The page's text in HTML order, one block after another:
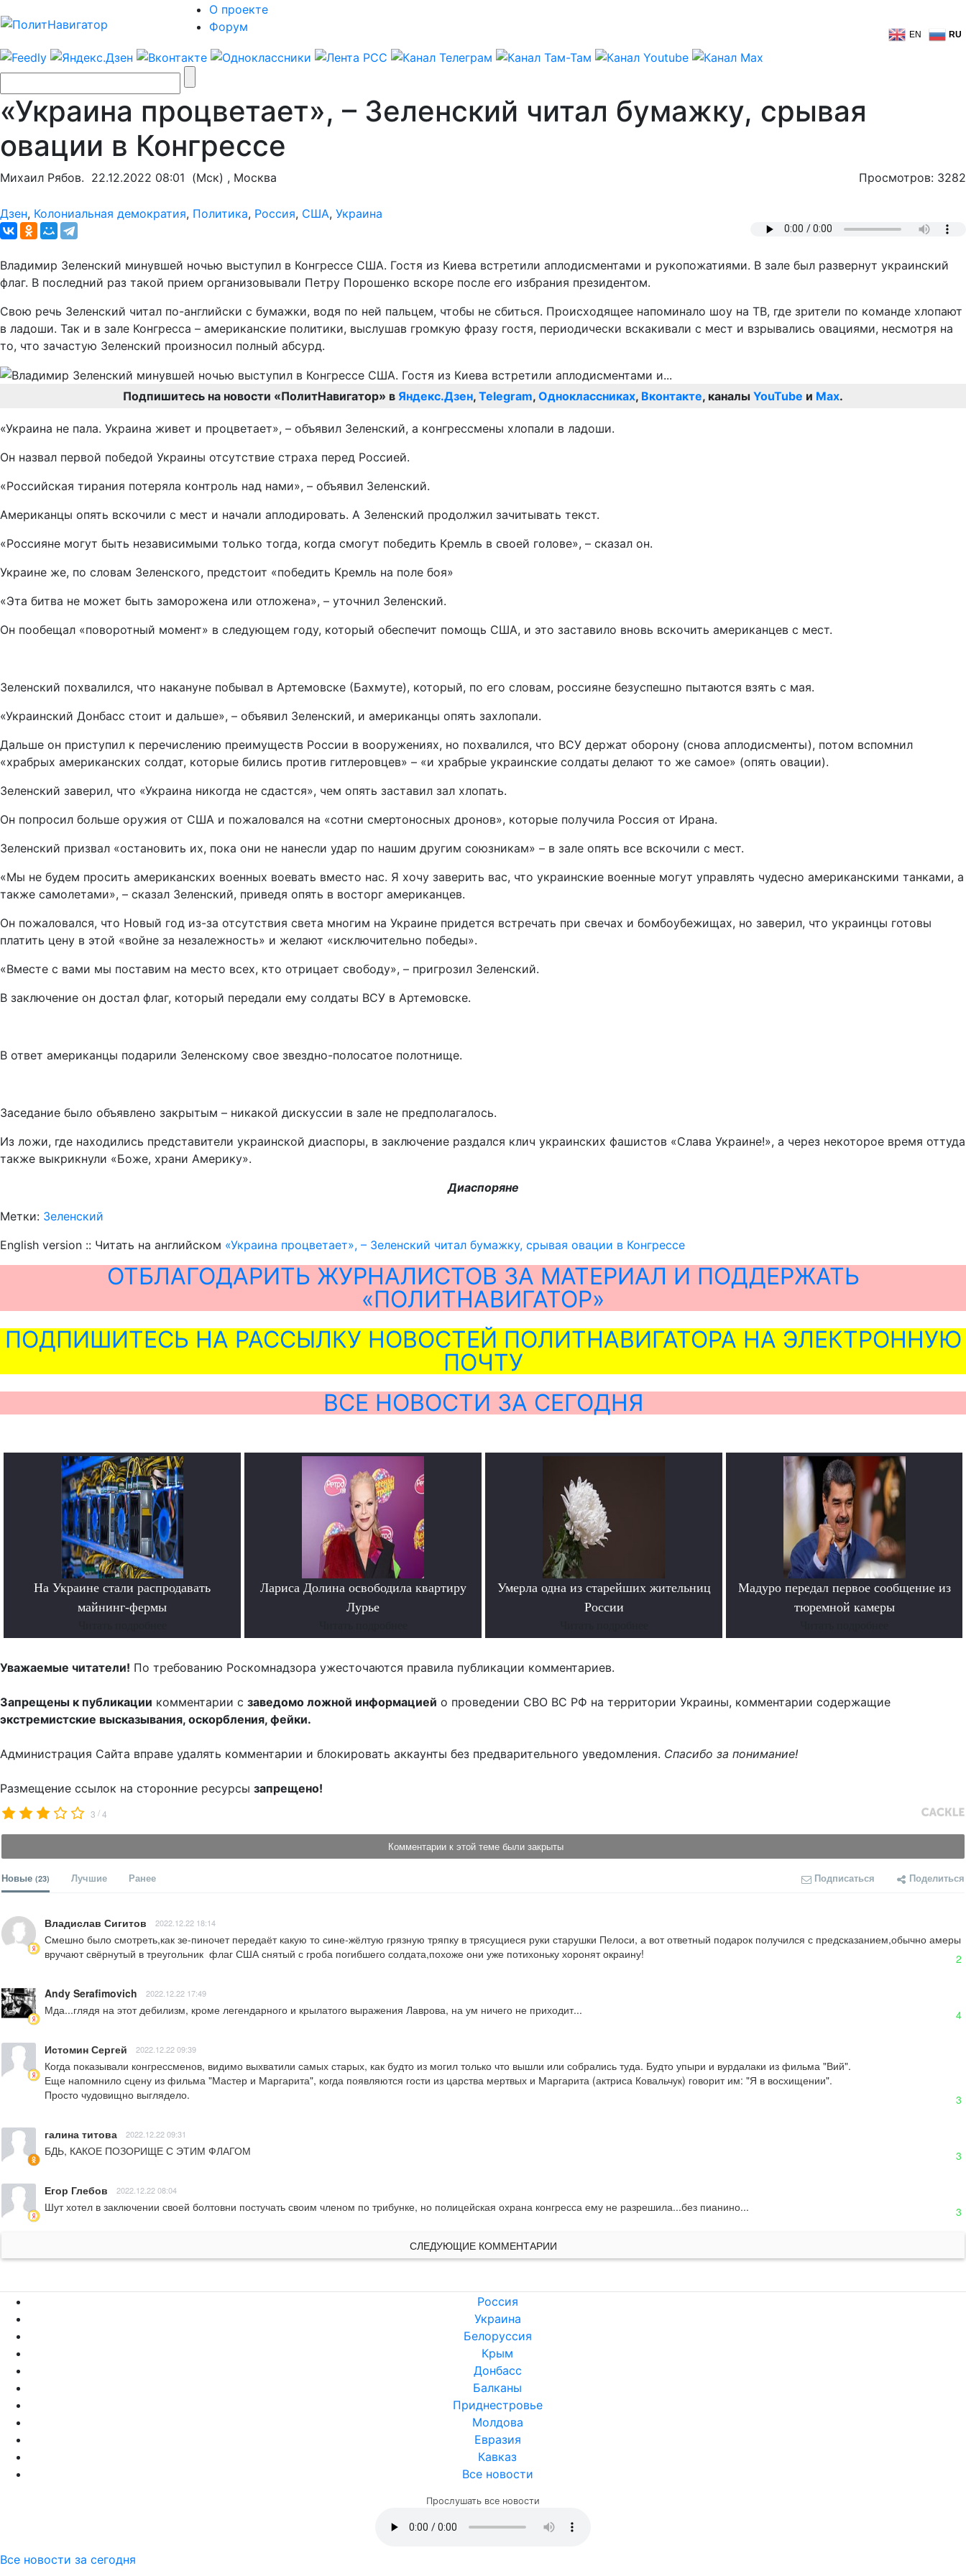
О проекте
Форум
EN RU
«Украина процветает», – Зеленский читал бумажку, срывая
овации в Конгрессе
Михаил Рябов. 22.12.2022 08:01 (Мск) , Москва Просмотров: 3282
Дзен, Колониальная демократия, Политика, Россия, США, Украина
Владимир Зеленский минувшей ночью выступил в Конгрессе США. Гостя из Киева встретили аплодисментами и рукопожатиями. В зале был развернут украинский
флаг. В последний раз такой прием организовывали Петру Порошенко вскоре после его избрания президентом.
Свою речь Зеленский читал по-английски с бумажки, водя по ней пальцем, чтобы не сбиться. Происходящее напоминало шоу на ТВ, где зрители по команде хлопают
в ладоши. Так и в зале Конгресса – американские политики, выслушав громкую фразу гостя, периодически вскакивали с мест и взрывались овациями, несмотря на
то, что зачастую Зеленский произносил полный абсурд.
Подпишитесь на новости «ПолитНавигатор» в Яндекс.Дзен, Telegram, Одноклассниках, Вконтакте, каналы YouTube и Max.
«Украина не пала. Украина живет и процветает», – объявил Зеленский, а конгрессмены хлопали в ладоши.
Он назвал первой победой Украины отсутствие страха перед Россией.
«Российская тирания потеряла контроль над нами», – объявил Зеленский.
Американцы опять вскочили с мест и начали аплодировать. А Зеленский продолжил зачитывать текст.
«Россияне могут быть независимыми только тогда, когда смогут победить Кремль в своей голове», – сказал он.
Украине же, по словам Зеленского, предстоит «победить Кремль на поле боя»
«Эта битва не может быть заморожена или отложена», – уточнил Зеленский.
Он пообещал «поворотный момент» в следующем году, который обеспечит помощь США, и это заставило вновь вскочить американцев с мест.
Зеленский похвалился, что накануне побывал в Артемовске (Бахмуте), который, по его словам, россияне безуспешно пытаются взять с мая.
«Украинский Донбасс стоит и дальше», – объявил Зеленский, и американцы опять захлопали.
Дальше он приступил к перечислению преимуществ России в вооружениях, но похвалился, что ВСУ держат оборону (снова аплодисменты), потом вспомнил
«храбрых американских солдат, которые бились против гитлеровцев» – «и храбрые украинские солдаты делают то же самое» (опять овации).
Зеленский заверил, что «Украина никогда не сдастся», чем опять заставил зал хлопать.
Он попросил больше оружия от США и пожаловался на «сотни смертоносных дронов», которые получила Россия от Ирана.
Зеленский призвал «остановить их, пока они не нанесли удар по нашим другим союзникам» – в зале опять все вскочили с мест.
«Мы не будем просить американских военных воевать вместо нас. Я хочу заверить вас, что украинские военные могут управлять чудесно американскими танками, а
также самолетами», – сказал Зеленский, приведя опять в восторг американцев.
Он пожаловался, что Новый год из-за отсутствия света многим на Украине придется встречать при свечах и бомбоубежищах, но заверил, что украинцы готовы
платить цену в этой «войне за незалежность» и желают «исключительно победы».
«Вместе с вами мы поставим на место всех, кто отрицает свободу», – пригрозил Зеленский.
В заключение он достал флаг, который передали ему солдаты ВСУ в Артемовске.
В ответ американцы подарили Зеленскому свое звездно-полосатое полотнище.
Заседание было объявлено закрытым – никакой дискуссии в зале не предполагалось.
Из ложи, где находились представители украинской диаспоры, в заключение раздался клич украинских фашистов «Слава Украине!», а через некоторое время оттуда
также выкрикнули «Боже, храни Америку».
Диаспоряне
Метки: Зеленский
English version :: Читать на английском «Украина процветает», – Зеленский читал бумажку, срывая овации в Конгрессе
ОТБЛАГОДАРИТЬ ЖУРНАЛИСТОВ ЗА МАТЕРИАЛ И ПОДДЕРЖАТЬ
«ПОЛИТНАВИГАТОР»
ПОДПИШИТЕСЬ НА РАССЫЛКУ НОВОСТЕЙ ПОЛИТНАВИГАТОРА НА ЭЛЕКТРОННУЮ
ПОЧТУ
ВСЕ НОВОСТИ ЗА СЕГОДНЯ
На Украине стали распродавать
майнинг-фермы
Лариса Долина освободила квартиру
Лурье
Умерла одна из старейших жительниц
России
Мадуро передал первое сообщение из
тюремной камеры
Уважаемые читатели! По требованию Роскомнадзора ужесточаются правила публикации комментариев.
Запрещены к публикации комментарии с заведомо ложной информацией о проведении СВО ВС РФ на территории Украины, комментарии содержащие
экстремистские высказывания, оскорбления, фейки.
Администрация Сайта вправе удалять комментарии и блокировать аккаунты без предварительного уведомления. Спасибо за понимание!
Размещение ссылок на сторонние ресурсы запрещено!
3 /4
Комментарии к этой теме были закрыты
Новые (23) Лучшие Ранее Подписаться Поделиться
Владислав Сигитов 2022.12.22 18:14
Смешно было смотреть,как зе-пиночет передаёт какую то сине-жёлтую грязную тряпку в трясущиеся руки старушки Пелоси, а вот ответный подарок получился с предсказанием,обычно амеры
вручают свёрнутый в треугольник  флаг США снятый с гроба погибшего солдата,похоже они уже потихоньку хоронят окраину!
2
Andy Serafimovich 2022.12.22 17:49
Мда...глядя на этот дебилизм, кроме легендарного и крылатого выражения Лаврова, на ум ничего не приходит... 4
Истомин Сергей 2022.12.22 09:39
Когда показывали конгрессменов, видимо выхватили самых старых, как будто из могил только что вышли или собрались туда. Будто упыри и вурдалаки из фильма "Вий".
Еще напомнило сцену из фильма "Мастер и Маргарита", когда появляются гости из царства мертвых и Маргарита (актриса Ковальчук) говорит им: "Я в восхищении".
Просто чудовищно выглядело.
3
галина титова 2022.12.22 09:31
БДЬ, КАКОЕ ПОЗОРИЩЕ С ЭТИМ ФЛАГОМ 3
Егор Глебов 2022.12.22 08:04
Шут хотел в заключении своей болтовни постучать своим членом по трибунке, но полицейская охрана конгресса ему не разрешила...без пианино... 3
СЛЕДУЮЩИЕ КОММЕНТАРИИ
Россия
Украина
Белоруссия
Крым
Донбасс
Балканы
Приднестровье
Молдова
Евразия
Кавказ
Все новости
Прослушать все новости
Все новости за сегодня